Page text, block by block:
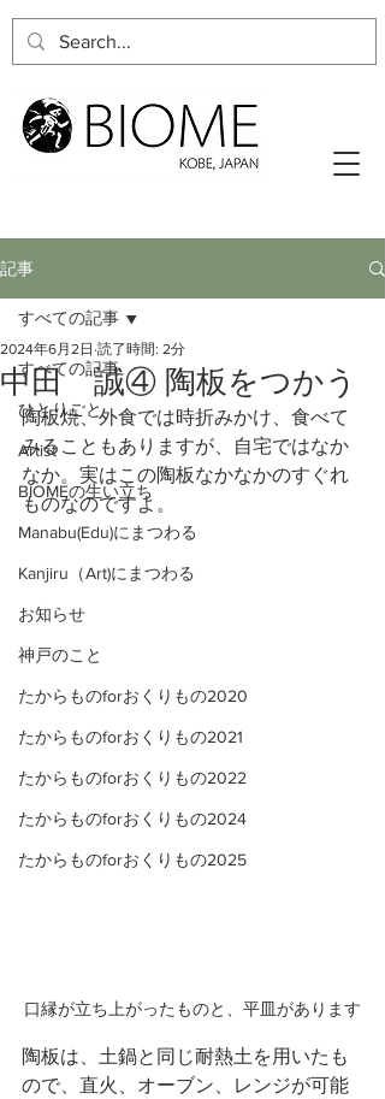
記事
すべての記事
ひとりごと
Artist
BIOMEの生い立ち
Manabu(Edu)にまつわる
Kanjiru（Art)にまつわる
お知らせ
神戸のこと
たからものforおくりもの2020
たからものforおくりもの2021
たからものforおくりもの2022
たからものforおくりもの2024
たからものforおくりもの2025
すべての記事
中田 誠④ 陶板をつかう
2024年6月2日 読了時間: 2分
陶板焼、外食では時折みかけ、食べて
みることもありますが、自宅ではなか
なか。実はこの陶板なかなかのすぐれ
ものなのですよ。
口縁が立ち上がったものと、平皿があります
陶板は、土鍋と同じ耐熱土を用いたも
ので、直火、オーブン、レンジが可能